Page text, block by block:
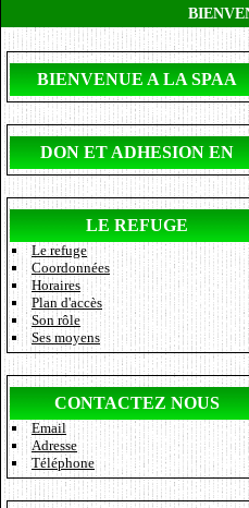
BIENVENUE A LA SPAA
DON ET ADHESION EN
LIGNE
LE REFUGE
Le refuge
Coordonnées
Horaires
Plan d'accès
Son rôle
Ses moyens
CONTACTEZ NOUS
Email
Adresse
Téléphone